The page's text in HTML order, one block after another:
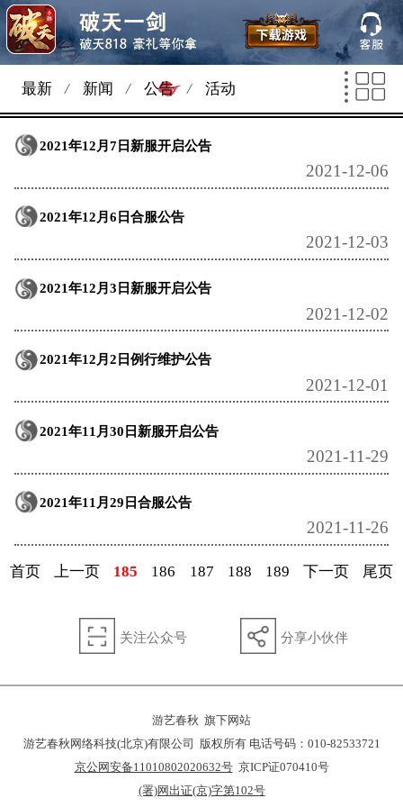
最新 / 新闻 / 公告 / 活动
2021年12月7日新服开启公告
2021-12-06
2021年12月6日合服公告
2021-12-03
2021年12月3日新服开启公告
2021-12-02
2021年12月2日例行维护公告
2021-12-01
2021年11月30日新服开启公告
2021-11-29
2021年11月29日合服公告
2021-11-26
首页 上一页 185 186 187 188 189 下一页 尾页
关注公众号 分享小伙伴
游艺春秋 旗下网站
游艺春秋网络科技(北京)有限公司 版权所有 电话号码：010-82533721
京公网安备11010802020632号京ICP证070410号
(署)网出证(京)字第102号